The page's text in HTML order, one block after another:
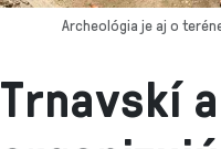
Trnavskí
Archeológia je aj o